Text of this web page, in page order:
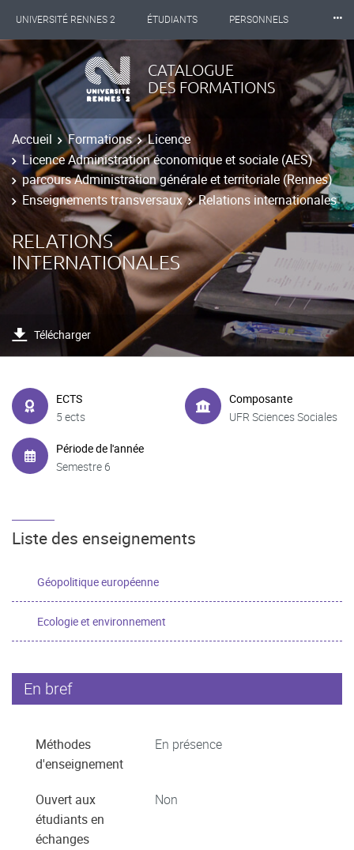
UNIVERSITÉ RENNES 2 ÉTUDIANTS PERSONNELS
INTERNATIONAL PROFESSIONNELS BIBLIOTHÈQUES
LES NOUVELLES DE RENNES 2
⸱⸱⸱
CATALOGUE
DES FORMATIONS
Accueil Formations
Licence
Licence Administration économique et sociale (AES)
parcours Administration générale et territoriale (Rennes)
Enseignements transversaux
Relations internationales
RELATIONS
INTERNATIONALES
Télécharger
ECTS
5 ects
Composante
UFR Sciences Sociales
Période de l'année
Semestre 6
Liste des enseignements
Géopolitique européenne
Ecologie et environnement
En bref
Méthodes
d'enseignement
En présence
Ouvert aux
étudiants en
échanges
Non